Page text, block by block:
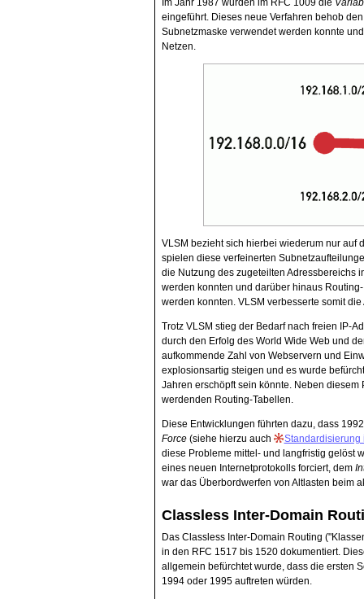
Im Jahr 1987 wurden im RFC 1009 die
eingeführt. Dieses neue Verfahren behob
Subnetzmaske verwendet werden konnte
Netzen.
VLSM bezieht sich hierbei wiederum nur auf
spielen diese verfeinerten
die Nutzung des zugeteilten Adressbereichs
werden konnten und darüber hinaus
werden konnten. VLSM verbesserte somit
Trotz VLSM stieg der Bedarf nach freien IP-
durch den Erfolg des World Wide Web und
aufkommende Zahl von Webservern und
explosionsartig steigen und es wurde
Jahren erschöpft sein könnte. Neben
werdenden Routing-Tabellen.
Diese Entwicklungen führten dazu, dass
Force(siehe hierzu auch
Standardisierung
diese Probleme mittel- und langfristig gelöst
eines neuen Internetprotokolls forciert, dem
war das Überbordwerfen von Altlasten beim
Classless Inter-Domain
Das Classless Inter-Domain Routing
in den RFC 1517 bis 1520 dokumentiert.
allgemein befürchtet wurde, dass die ersten
1994 oder 1995 auftreten würden.